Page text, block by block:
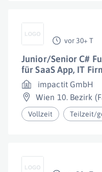
vor 30+ T
Junior/Senior C#
für SaaS App, IT
impactit GmbH
Wien 10. Bezirk
Vollzeit Teilzeit/